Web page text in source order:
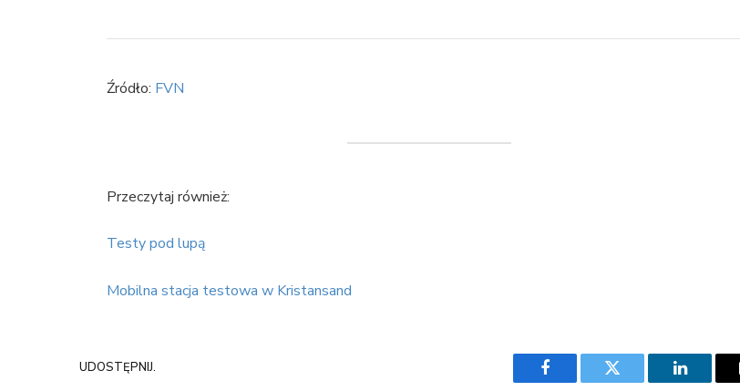
Źródło: FVN
Przeczytaj również:
Testy pod lupą
Mobilna stacja testowa w Kristansand
UDOSTĘPNIJ.
Facebook Twitter LinkedIn